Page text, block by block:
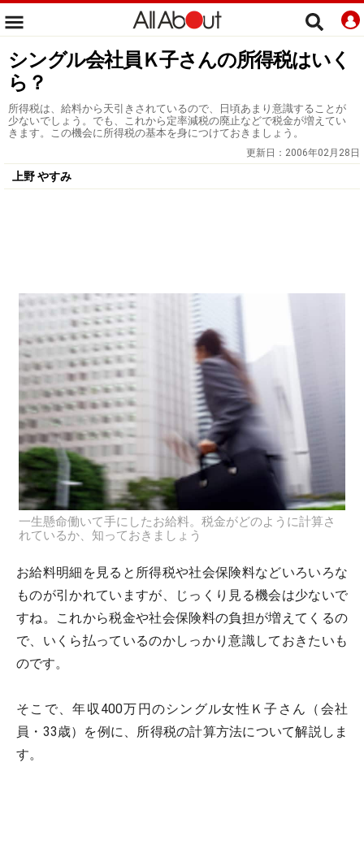
シングル会社員Ｋ子さんの所得税はいく
ら？
所得税は、給料から天引きされているので、日頃あまり意識することが
少ないでしょう。でも、これから定率減税の廃止などで税金が増えてい
きます。この機会に所得税の基本を身につけておきましょう。
更新日： 2006年02月28日
上野 やすみ
一生懸命働いて手にしたお給料。税金がどのように計算さ
れているか、知っておきましょう
お給料明細を見ると所得税や社会保険料などいろいろな
ものが引かれていますが、じっくり見る機会は少ないで
すね。これから税金や社会保険料の負担が増えてくるの
で、いくら払っているのかしっかり意識しておきたいも
のです。
そこで、年収400万円のシングル女性Ｋ子さん（会社
員・33歳）を例に、所得税の計算方法について解説しま
す。